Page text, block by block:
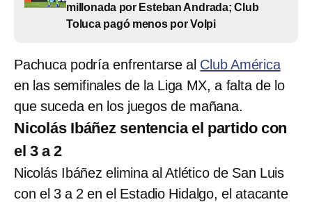
millonada por Esteban Andrada; Club
Toluca pagó menos por Volpi
Pachuca podría enfrentarse al Club América
en las semifinales de la Liga MX, a falta de lo
que suceda en los juegos de mañana.
Nicolás Ibáñez sentencia el partido con
el 3 a 2
Nicolás Ibáñez elimina al Atlético de San Luis
con el 3 a 2 en el Estadio Hidalgo, el atacante